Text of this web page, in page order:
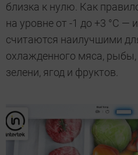
близка к нулю. Как
на уровне от -1 до +3 °C —
считаются наилучшими
охлажденного мяса,
зелени, ягод и фруктов.